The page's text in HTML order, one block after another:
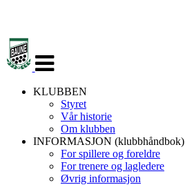
navigasjon
KLUBBEN
Styret
Vår historie
Om klubben
INFORMASJON (klubbhåndbok)
For spillere og foreldre
For trenere og lagledere
Øvrig informasjon